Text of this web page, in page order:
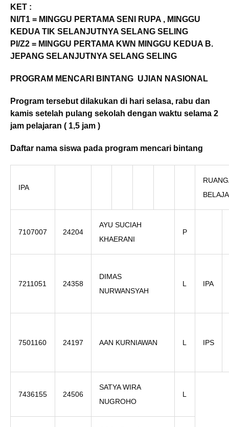
KET :
NI/T1 = MINGGU PERTAMA SENI RUPA , MINGGU
KEDUA TIK SELANJUTNYA SELANG SELING
PI/Z2 = MINGGU PERTAMA KWN MINGGU KEDUA B.
JEPANG SELANJUTNYA SELANG SELING
PROGRAM MENCARI BINTANG UJIAN NASIONAL
Program tersebut dilakukan di hari selasa, rabu dan
kamis setelah pulang sekolah dengan waktu selama 2
jam pelajaran ( 1,5 jam )
Daftar nama siswa pada program mencari bintang
IPA
7107007 24204
AYU SUCIAH
KHAERANI
P
7211051 24358
DIMAS
NURWANSYAH
L IPA
7501160 24197 AAN KURNIAWAN L IPS
7436155 24506
SATYA WIRA
NUGROHO
L